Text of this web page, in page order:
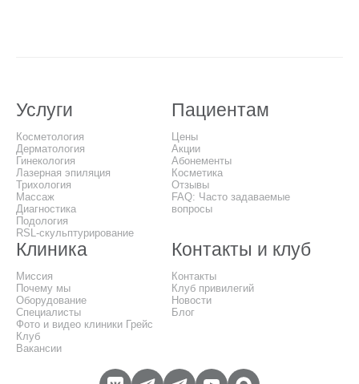
Услуги
Косметология
Дерматология
Гинекология
Лазерная эпиляция
Трихология
Массаж
Диагностика
Подология
RSL-скульптурирование
Пациентам
Цены
Акции
Абонементы
Косметика
Отзывы
FAQ: Часто задаваемые
вопросы
Клиника
Миссия
Почему мы
Оборудование
Специалисты
Фото и видео клиники Грейс
Клуб
Вакансии
Контакты и клуб
Контакты
Клуб привилегий
Новости
Блог